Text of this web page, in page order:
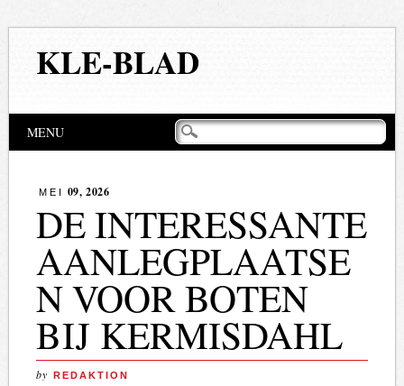
KLE-BLAD
Hoofdmenu
MENU
MEI 09, 2026
DE INTERESSANTE
AANLEGPLAATSE
N VOOR BOTEN
BIJ KERMISDAHL
by REDAKTION